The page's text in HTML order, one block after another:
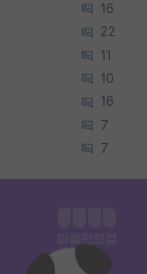
16
22
11
10
16
7
7